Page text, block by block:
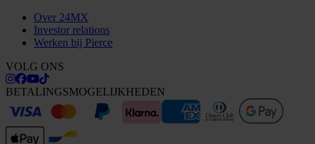
Over 24MX
Investor relations
Werken bij Pierce
VOLG ONS
BETALINGSMOGELIJKHEDEN